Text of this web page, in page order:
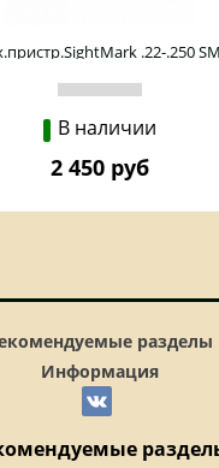
.22-.250
В наличии
2 450 руб
разделы
Информация